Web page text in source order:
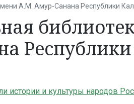
А.М. Амур-Санана Республики
истории и культуры народов